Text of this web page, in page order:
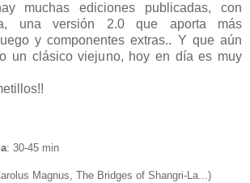
muchas ediciones publicadas, con
una versión 2.0 que aporta más
y componentes extras.. Y que aún
un clásico viejuno, hoy en día es muy
: 30-45 min
Magnus, The Bridges of Shangri-La...)